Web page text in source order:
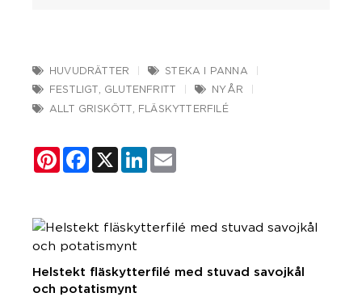
HUVUDRÄTTER
STEKA I PANNA
FESTLIGT
GLUTENFRITT
NYÅR
ALLT GRISKÖTT
FLÄSKYTTERFILÉ
PinterestFacebook
X LinkedIn
Helstekt fläskytterfilé med stuvad savojkål
och potatismynt